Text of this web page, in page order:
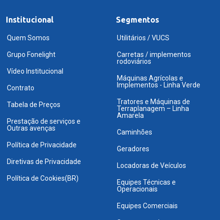
Institucional
Quem Somos
Grupo Fonelight
Vídeo Institucional
Contrato
Tabela de Preços
Prestação de serviços e
Outras avenças
Política de Privacidade
Diretivas de Privacidade
Política de Cookies(BR)
Segmentos
Utilitários / VUCS
Carretas / implementos
rodoviários
Máquinas Agrícolas e
Implementos - Linha Verde
Tratores e Máquinas de
Terraplanagem – Linha
Amarela
Caminhões
Geradores
Locadoras de Veículos
Equipes Técnicas e
Operacionais
Equipes Comerciais